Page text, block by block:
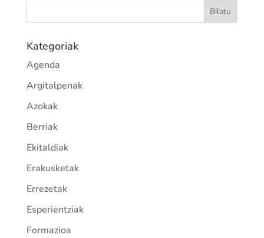
Kategoriak
Agenda
Argitalpenak
Azokak
Berriak
Ekitaldiak
Erakusketak
Errezetak
Esperientziak
Formazioa